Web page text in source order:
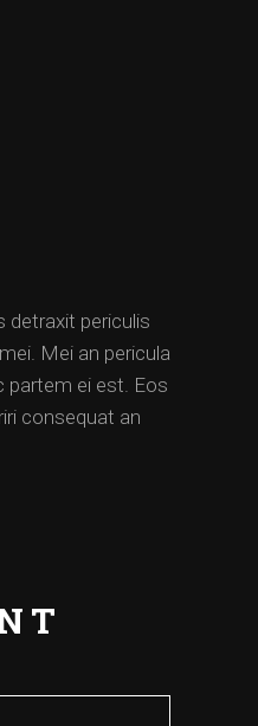
detraxit periculis
Mei an pericula
partem ei est. Eos
consequat an